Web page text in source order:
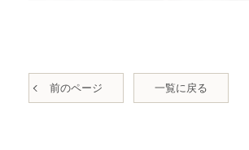
前のページ 一覧に戻る